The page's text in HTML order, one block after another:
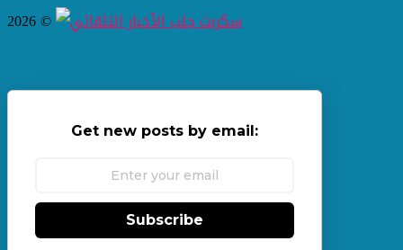
2026 ©
Get new posts by email:
Subscribe